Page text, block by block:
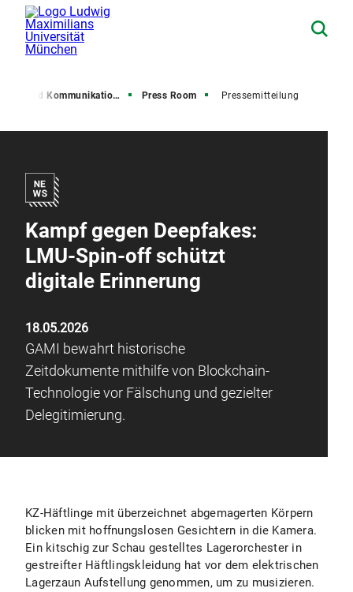
und Kommunikation (PuK) Press Room Pressemitteilung
Kampf gegen Deepfakes:
LMU-Spin-off schützt
digitale Erinnerung
18.05.2026
GAMI bewahrt historische
Zeitdokumente mithilfe von Blockchain-
Technologie vor Fälschung und gezielter
Delegitimierung.
KZ-Häftlinge mit überzeichnet abgemagerten Körpern
blicken mit hoffnungslosen Gesichtern in die Kamera.
Ein kitschig zur Schau gestelltes Lagerorchester in
gestreifter Häftlingskleidung hat vor dem elektrischen
Lagerzaun Aufstellung genommen, um zu musizieren.